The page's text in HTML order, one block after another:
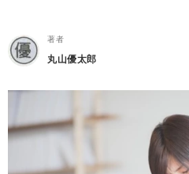
著者
丸山優太郎